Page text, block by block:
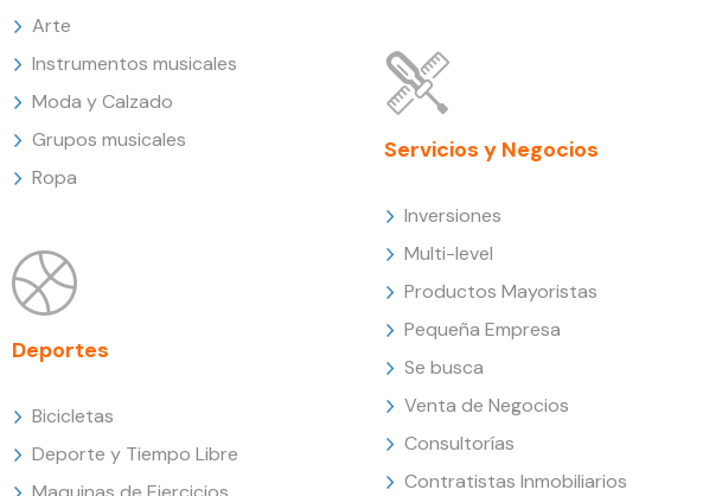
Arte
Instrumentos musicales
Moda y Calzado
Grupos musicales
Ropa
Deportes
Bicicletas
Deporte y Tiempo Libre
Servicios y Negocios
Inversiones
Multi-level
Productos Mayoristas
Pequeña Empresa
Se busca
Venta de Negocios
Consultorías
Contratistas Inmobiliarios